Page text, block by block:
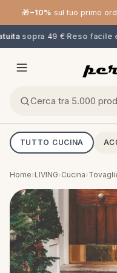
🎁−10% sul tuo primo
sopra 49 € ·Reso facile
TUTTO CUCINA
& CUSCINI
CALCIO & CARTOONS
Home›LIVING›Cucina›